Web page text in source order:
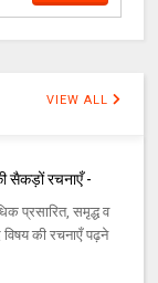
VIEW ALL
सैकड़ों रचनाएँ -
प्रसारित, समृद्ध व
की रचनाएँ पढ़ने